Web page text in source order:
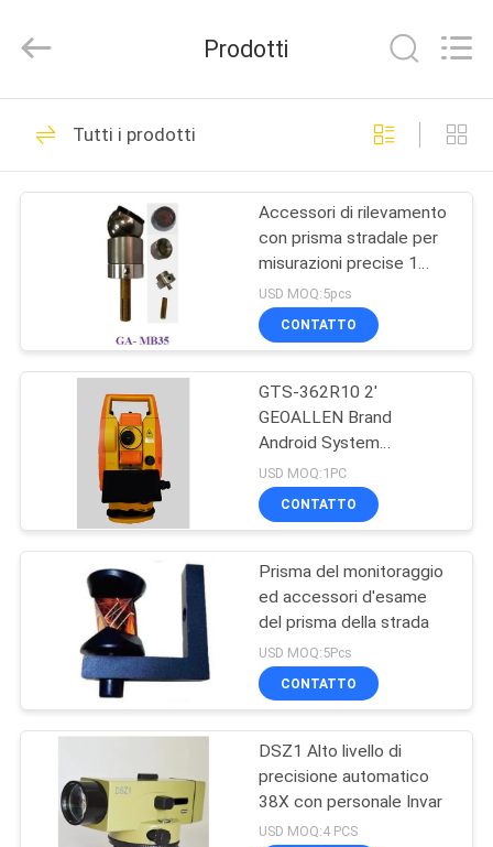
CASA
PRODOTTI
GIRO
FABBRICA
CONTROLLO
DI
QUALITÀ
CONTATTICI
NOTIZIE
CASI
GEO-
ALLEN
Rights
Strumento totale di
indagine della
stazione
15
Strumento livellato
automatico di
indagine
15
Strumento di
indagine del
teodolite
Prodotti
Tutti i prodotti
Accessori di rilevamento
con prisma stradale per
misurazioni precise 1
pollice
USD MOQ:5pcs
CONTATTO
GTS-362R10 2'
GEOALLEN Brand
Android System
Strumento di rilevazione
della stazione totale
USD MOQ:1PC
CONTATTO
Prisma del monitoraggio
ed accessori d'esame
del prisma della strada
USD MOQ:5Pcs
CONTATTO
DSZ1 Alto livello di
precisione automatico
38X con personale Invar
USD MOQ:4 PCS